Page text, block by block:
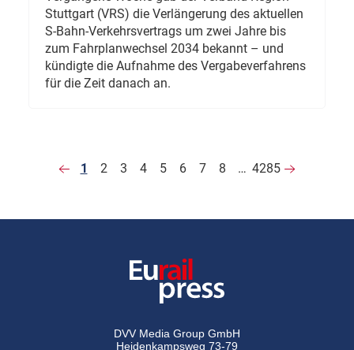
Stuttgart (VRS) die Verlängerung des aktuellen
S-Bahn-Verkehrsvertrags um zwei Jahre bis
zum Fahrplanwechsel 2034 bekannt – und
kündigte die Aufnahme des Vergabeverfahrens
für die Zeit danach an.
1 2 3 4 5 6 7 8 … 4285
DVV Media Group GmbH
Heidenkampsweg 73-79